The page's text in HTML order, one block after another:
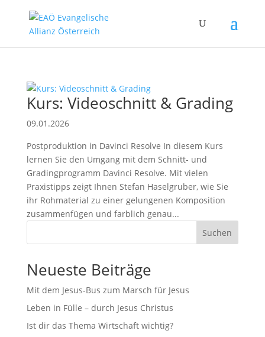
Kurs: Videoschnitt & Grading
09.01.2026
Postproduktion in Davinci Resolve In diesem Kurs
lernen Sie den Umgang mit dem Schnitt- und
Gradingprogramm Davinci Resolve. Mit vielen
Praxistipps zeigt Ihnen Stefan Haselgruber, wie Sie
ihr Rohmaterial zu einer gelungenen Komposition
zusammenfügen und farblich genau...
Suchen
Neueste Beiträge
Mit dem Jesus-Bus zum Marsch für Jesus
Leben in Fülle – durch Jesus Christus
Ist dir das Thema Wirtschaft wichtig?